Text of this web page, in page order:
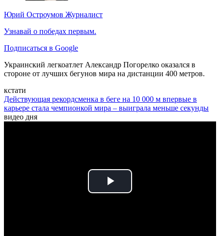
Юрий Остроумов Журналист
Узнавай о победах первым.
Подписаться в Google
Украинский легкоатлет Александр Погорелко оказался в
стороне от лучших бегунов мира на дистанции 400 метров.
кстати
Действующая рекордсменка в беге на 10 000 м впервые в
карьере стала чемпионкой мира – выиграла меньше секунды
видео дня
Play